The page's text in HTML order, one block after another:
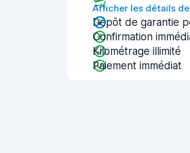
Afficher les détails
Dépôt de garantie
Confirmation
Kilométrage illimité
Paiement immédiat